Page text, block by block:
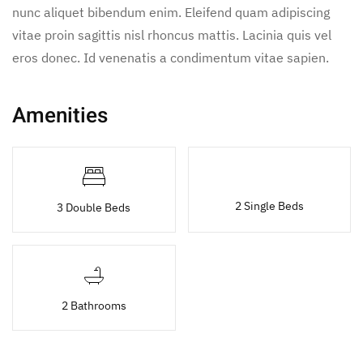
nunc aliquet bibendum enim. Eleifend quam adipiscing
vitae proin sagittis nisl rhoncus mattis. Lacinia quis vel
eros donec. Id venenatis a condimentum vitae sapien.
Amenities
3 Double Beds 2 Single Beds
2 Bathrooms